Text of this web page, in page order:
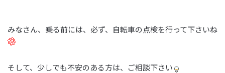
みなさん、乗る前には、必ず、自転車の点検を行って下さいね
そして、少しでも不安のある方は、ご相談下さい